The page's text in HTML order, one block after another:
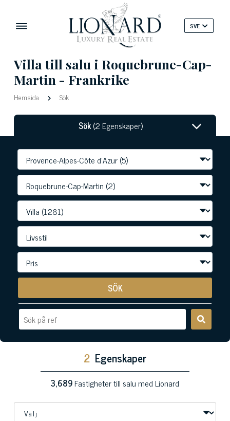
SVE
Villa till salu i Roquebrune-Cap-
Martin - Frankrike
Hemsida Sök
Sök(2 Egenskaper)
SÖK
2 Egenskaper
3,689Fastigheter till salu med Lionard